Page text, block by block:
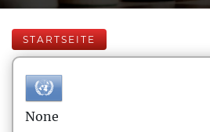
STARTSEITE
None